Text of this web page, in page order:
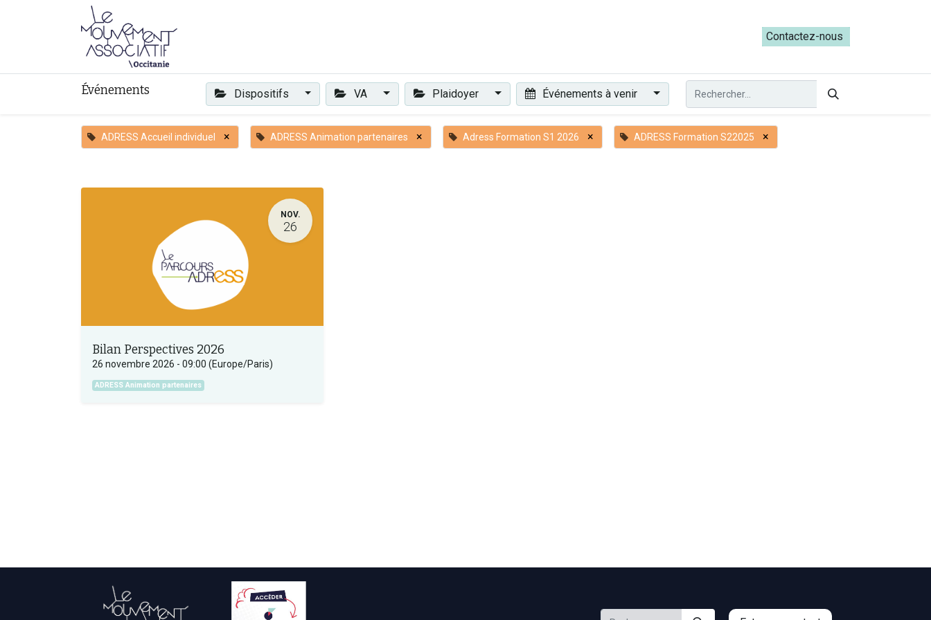
Les ateliers du Parcours ADRESS [mai-juin 2026]
Contactez-nous​​
Événements Dispositifs VA Plaidoyer Événements à venir
ADRESS Accueil individuel × ADRESS Animation partenaires × Adress Formation S1 2026 × ADRESS Formation S22025 ×
NOV.
26
Bilan Perspectives 2026
26 novembre 2026 - 09:00 (Europe/Paris)
ADRESS Animation partenaires